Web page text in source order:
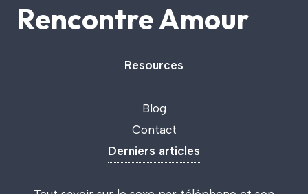
Rencontre Amour
Resources
Blog
Contact
Derniers articles